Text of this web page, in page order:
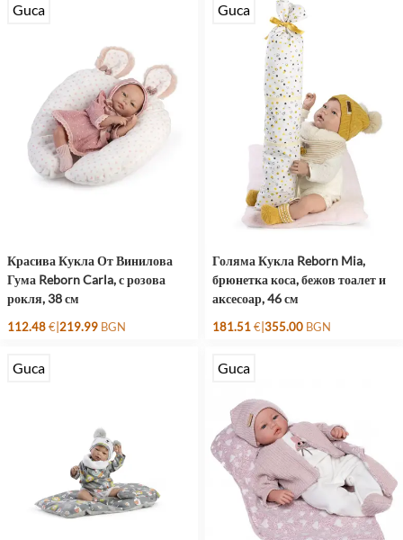
Guca
Красива Кукла От Винилова
Гума Reborn Carla, с розова
рокля, 38 см
112.48€|219.99 BGN
Guca
Голяма Кукла Reborn Mia,
брюнетка коса, бежов тоалет и
аксесоар, 46 см
181.51€|355.00 BGN
Guca Guca